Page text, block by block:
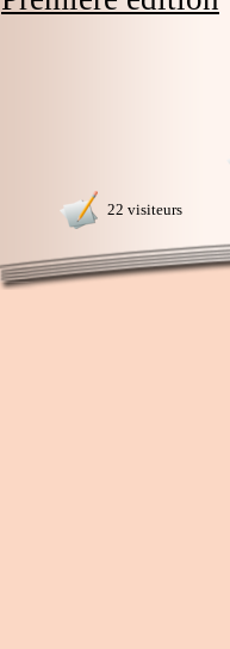
22 visiteurs